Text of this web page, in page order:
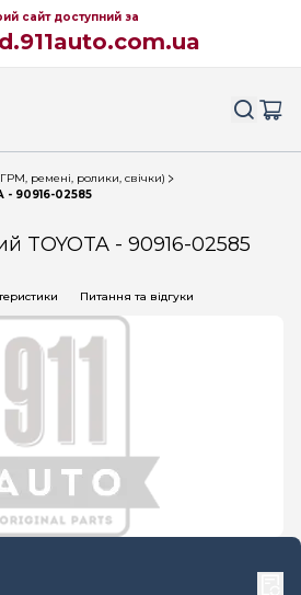
сайт доступний за
ремені, ролики, свічки)
- 90916-02585
TOYOTA - 90916-02585
Питання та відгуки